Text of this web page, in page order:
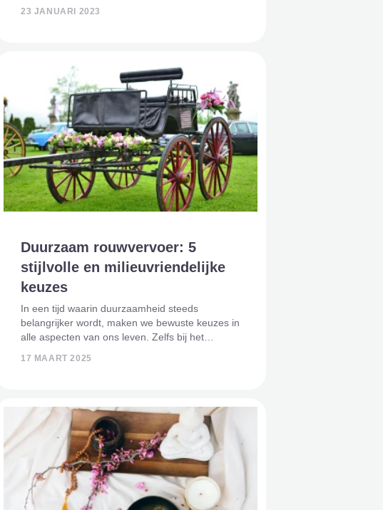
voldoende opties als het gaat om rouwvervoer.
23 JANUARI 2023
Duurzaam rouwvervoer: 5
stijlvolle en milieuvriendelijke
keuzes
In een tijd waarin duurzaamheid steeds
belangrijker wordt, maken we bewuste keuzes in
alle aspecten van ons leven. Zelfs bij het
17 MAART 2025